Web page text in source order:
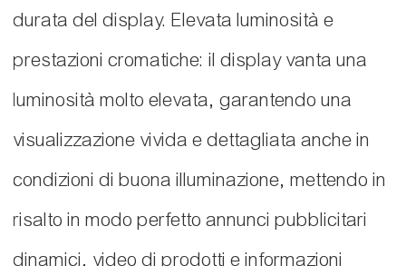
durata del display. Elevata luminosità e
prestazioni cromatiche: il display vanta una
luminosità molto elevata, garantendo una
visualizzazione vivida e dettagliata anche in
condizioni di buona illuminazione, mettendo in
risalto in modo perfetto annunci pubblicitari
dinamici, video di prodotti e informazioni